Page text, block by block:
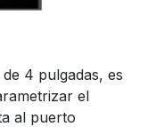
4 pulgadas, es
el
al puerto